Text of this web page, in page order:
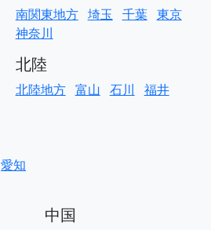
南関東地方 埼玉 千葉 東京
神奈川
北陸
北陸地方 富山 石川 福井
愛知
中国